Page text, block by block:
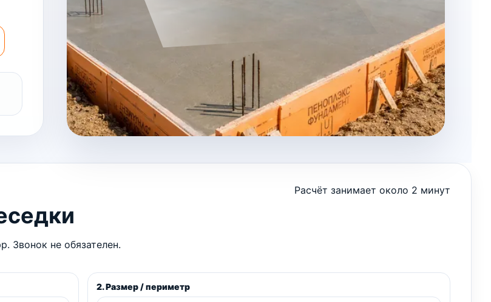
Звонок не обязателен.
Расчёт занимает около 2 минут
2. Размер / периметр